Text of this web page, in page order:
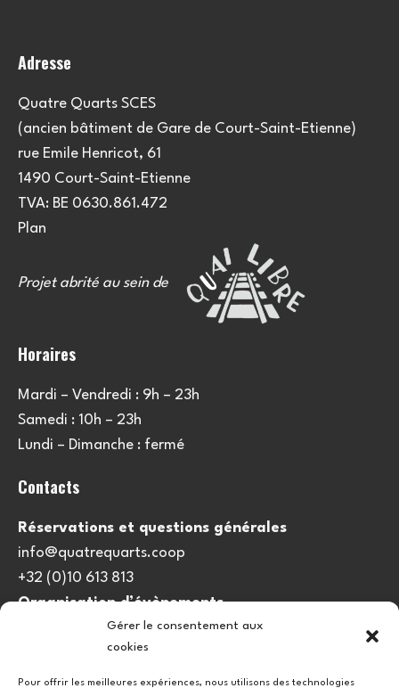
Gérer le consentement aux
cookies
Pour offrir les meilleures expériences, nous utilisons des technologies
Adresse
Quatre Quarts SCES
(ancien bâtiment de Gare de Court-Saint-Etienne)
rue Emile Henricot, 61
1490 Court-Saint-Etienne
TVA: BE 0630.861.472
Plan
Projet abrité au sein de
Horaires
Mardi – Vendredi : 9h – 23h
Samedi : 10h – 23h
Lundi – Dimanche : fermé
Contacts
Réservations et questions générales
info@quatrequarts.coop
+32 (0)10 613 813
Organisation d’évènements
viedulieu@quatrequarts.coop